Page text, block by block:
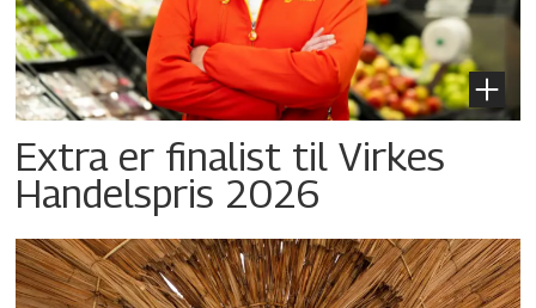
Extra er finalist til Virkes
Handelspris 2026